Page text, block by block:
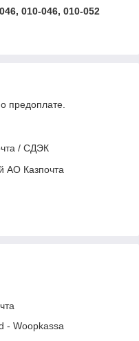
010-046, 010-052
предоплате.
/ СДЭК
АО Казпочта
- Woopkassa